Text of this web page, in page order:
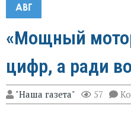
АВГ
«Мощный
цифр, а ради
"Наша газета" 57